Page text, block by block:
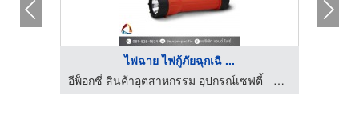
ไฟฉาย ไฟกู้ภัยฉุกเฉิ ...
อีพ็อกซี่ สินค้าอุตสาหกรรม อุปกรณ์เซฟตี้ - แปซิฟิก แอนด์ ไฟร์ เออีซี